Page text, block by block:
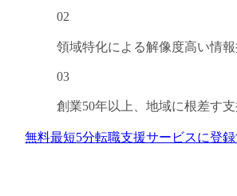
02
領域特化による解像度高い情
03
創業50年以上、地域に根差す支
無料最短5分転職支援サービスに登録